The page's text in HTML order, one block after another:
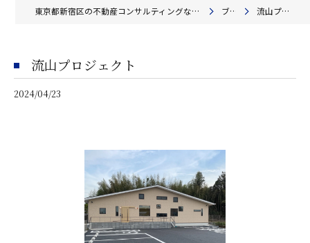
東京都新宿区の不動産コンサルティングならアテナ・パートナーズ株式会社 ブログ 流山プロジェクト
流山プロジェクト
2024/04/23